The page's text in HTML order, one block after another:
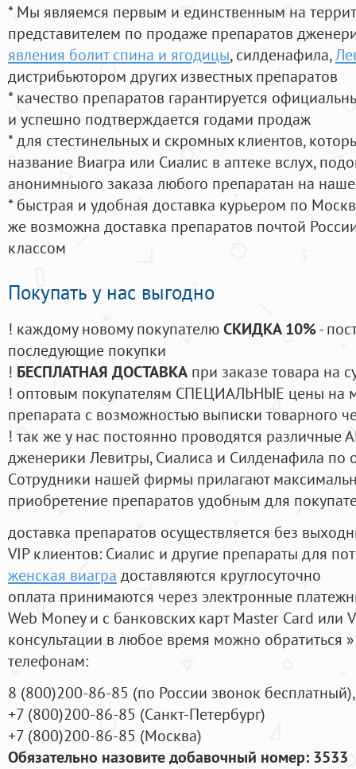
* Мы являемся первым и единственным на
представителем по продаже препаратов
явления болит спина и ягодицы, силденафила,
дистрибьютором других известных препаратов
* качество препаратов гарантируется
и успешно подтверждается годами продаж
* для стестинельных и скромных клиентов,
название Виагра или Сиалис в аптеке вслух,
анонимныого заказа любого препаратан на
* быстрая и удобная доставка курьером по
же возможна доставка препаратов почтой
классом
Покупать у нас выгодно
! каждому новому покупателюСКИДКА 10%-
последующие покупки
! БЕСПЛАТНАЯ ДОСТАВКА при заказе товара на
! оптовым покупателям СПЕЦИАЛЬНЫЕ цены на
препарата с возможностью выписки товарного
! так же у нас постоянно проводятся
дженерики Левитры, Сиалиса и Силденафила по
Cотрудники нашей фирмы прилагают
приобретение препаратов удобным для
доставка препаратов осуществляется без
VIP клиентов: Сиалис и другие препараты для
женская виагра доставляются круглосуточно
оплата принимаются через электронные
Web Money и с банковских карт Master Card или
консультации в любое время можно обратиться
телефонам:
8 (800)200-86-85 (по России звонок бесплатный),
+7 (800)200-86-85 (Санкт-Петербург)
+7 (800)200-86-85 (Москва)
Обязательно назовите добавочный номер: 3533